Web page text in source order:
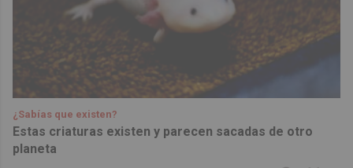
¿Sabías que existen?
Estas criaturas existen y parecen sacadas de otro
planeta